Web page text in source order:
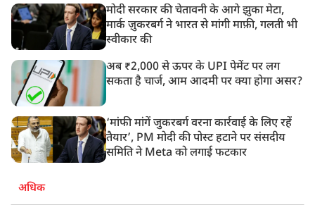
मोदी सरकार की चेतावनी के आगे झुका मेटा,
मार्क ज़ुकरबर्ग ने भारत से मांगी माफ़ी, गलती भी
स्वीकार की
अब ₹2,000 से ऊपर के UPI पेमेंट पर लग
सकता है चार्ज, आम आदमी पर क्या होगा असर?
‘मांफी मांगें जुकरबर्ग वरना कार्रवाई के लिए रहें
तैयार’, PM मोदी की पोस्ट हटाने पर संसदीय
समिति ने Meta को लगाई फटकार
अधिक